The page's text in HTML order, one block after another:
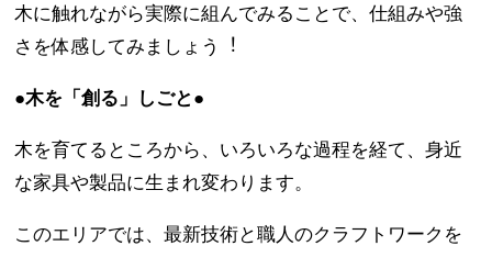
木に触れながら実際に組んでみることで、仕組みや強
さを体感してみましょう︕
●木を「創る」しごと●
木を育てるところから、いろいろな過程を経て、身近
な家具や製品に生まれ変わります。
このエリアでは、最新技術と職人のクラフトワークを